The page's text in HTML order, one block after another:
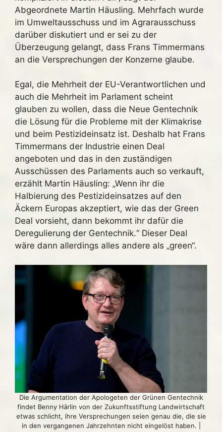
Abgeordnete Martin Häusling. Mehrfach wurde
im Umweltausschuss und im Agrarausschuss
darüber diskutiert und er sei zu der
Überzeugung gelangt, dass Frans Timmermans
an die Versprechungen der Konzerne glaube.
Egal, die Mehrheit der EU-Verantwortlichen und
auch die Mehrheit im Parlament scheint
glauben zu wollen, dass die Neue Gentechnik
die Lösung für die Probleme mit der Klimakrise
und beim Pestizideinsatz ist. Deshalb hat Frans
Timmermans der Industrie einen Deal
angeboten und das in den zuständigen
Ausschüssen des Parlaments auch so verkauft,
erzählt Martin Häusling: „Wenn ihr die
Halbierung des Pestizideinsatzes auf den
Äckern Europas akzeptiert, wie das der Green
Deal vorsieht, dann bekommt ihr dafür die
Deregulierung der Gentechnik.“ Dieser Deal
wäre dann allerdings alles andere als „green“.
Die Argumentation der Apologeten der Grünen Gentechnik
findet Benny Härlin von der Zukunftsstiftung Landwirtschaft
etwas schlicht, ihre Versprechungen seien genau die, die sie
in den vergangenen Jahrzehnten nicht eingelöst haben. |